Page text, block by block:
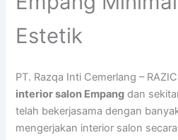
Estetik
PT. Razqa Inti Cemerlang –
interior salon Empang dan
telah bekerjasama dengan
mengerjakan interior salon